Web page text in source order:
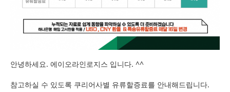
안녕하세요. 에이오라인로지스 입니다. ^^
참고하실 수 있도록 쿠리어사별 유류할증료를 안내해드립니다.